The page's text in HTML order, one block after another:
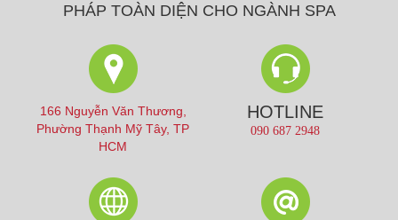
PHÁP TOÀN DIỆN CHO NGÀNH SPA
166 Nguyễn Văn Thương,
Phường Thạnh Mỹ Tây, TP
HCM
HOTLINE
090 687 2948